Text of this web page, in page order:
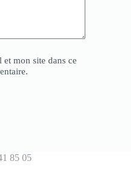
mon site dans ce
85 05